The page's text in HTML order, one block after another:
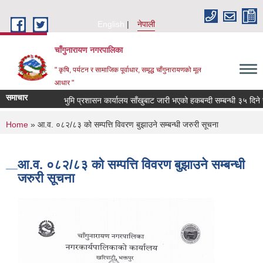
English
नेपाली
चाँगुनारायण नगरपालिका
" कृषि, पर्यटन र सामाजिक पूर्वाधार, समृद्ध चाँगुनारायणको मूल
आधार "
समाचार भुमि प्रशासन कार्यालय साँखुबाट जारी भएको हकबन्दी सम्बन्धी ३५ दिने
You are here
Home » आ.व. ०८२/८३ को सम्पत्ति विवरण बुझाउने सम्बन्धी जरुरी सूचना
आ.व. ०८२/८३ को सम्पत्ति विवरण बुझाउने सम्बन्धी
जरुरी सूचना